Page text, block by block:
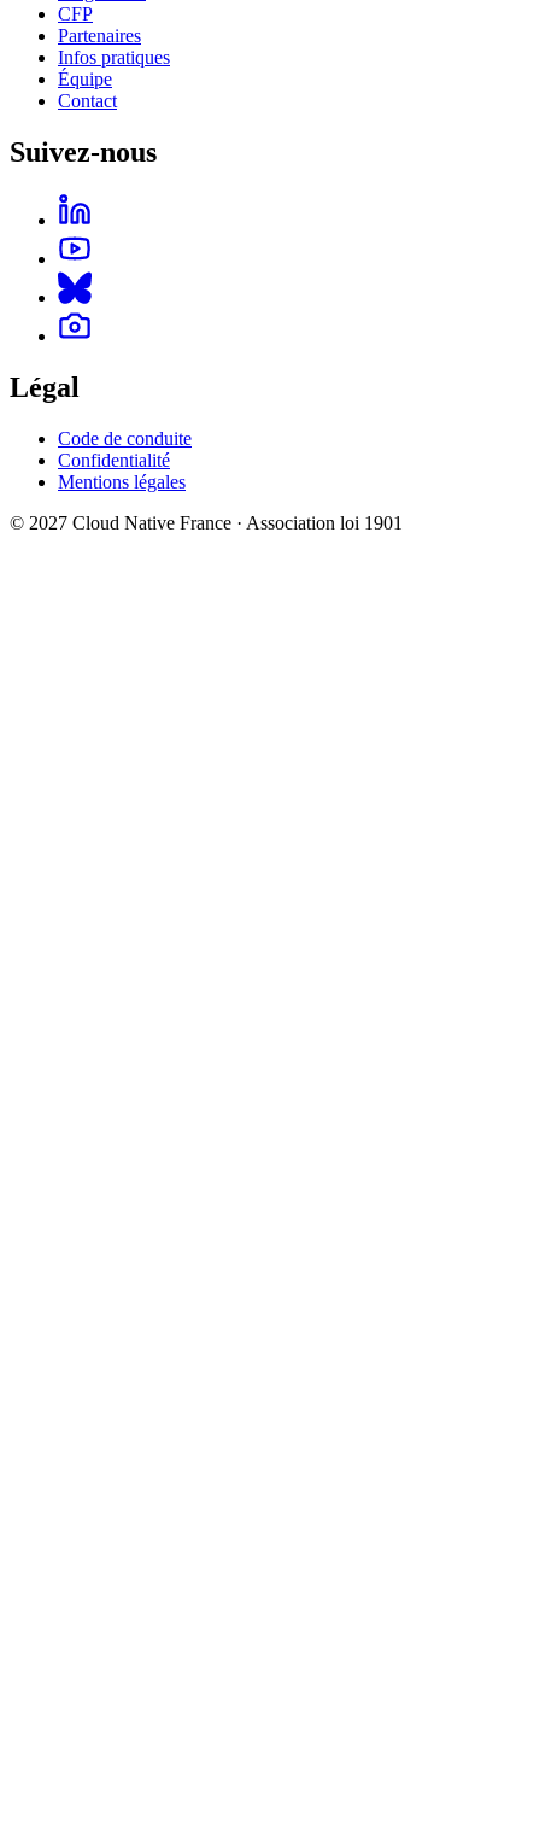
CFP
Partenaires
Infos pratiques
Équipe
Contact
Suivez-nous
Légal
Code de conduite
Confidentialité
Mentions légales
© 2027 Cloud Native France · Association loi 1901